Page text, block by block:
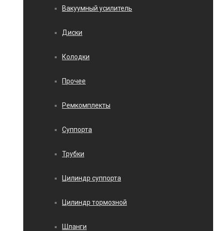
Вакуумный усилитель
Диски
Колодки
Прочее
Ремкомплекты
Суппорта
Трубки
Цилиндр суппорта
Цилиндр тормозной
Шланги